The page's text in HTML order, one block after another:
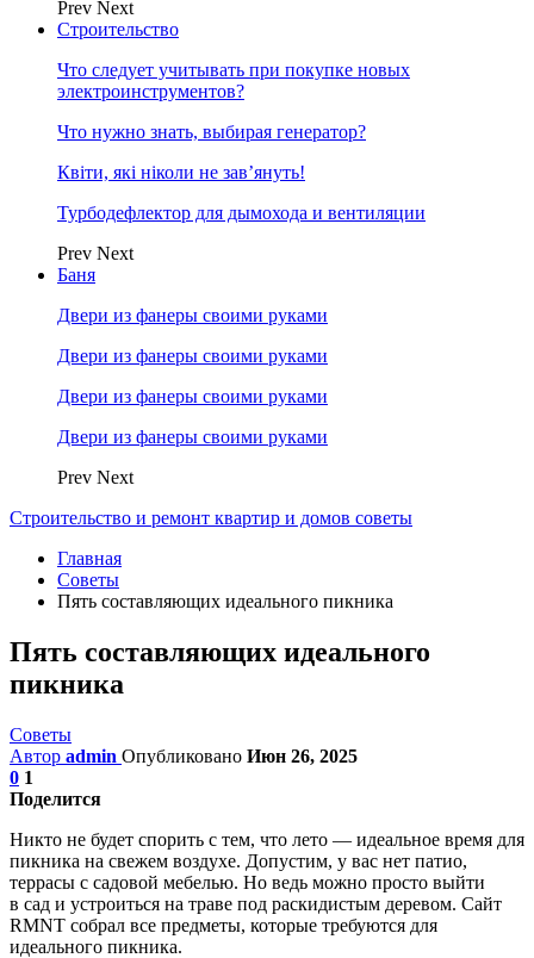
Prev Next
Строительство
Что следует учитывать при покупке новых
электроинструментов?
Что нужно знать, выбирая генератор?
Квіти, які ніколи не зав’януть!
Турбодефлектор для дымохода и вентиляции
Prev Next
Баня
Двери из фанеры своими руками
Двери из фанеры своими руками
Двери из фанеры своими руками
Двери из фанеры своими руками
Prev Next
Строительство и ремонт квартир и домов советы
Главная
Советы
Пять составляющих идеального пикника
Пять составляющих идеального
пикника
Советы
Автор admin Опубликовано Июн 26, 2025
0 1
Поделится
Никто не будет спорить с тем, что лето — идеальное время для
пикника на свежем воздухе. Допустим, у вас нет патио,
террасы с садовой мебелью. Но ведь можно просто выйти
в сад и устроиться на траве под раскидистым деревом. Сайт
RMNT собрал все предметы, которые требуются для
идеального пикника.